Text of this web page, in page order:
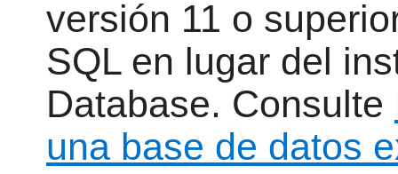
versión 11 o
SQL en lugar del
Database. Consulte
una base de datos